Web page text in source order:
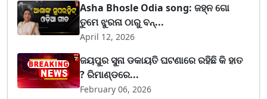
Asha Bhosle Odia song: ଜହ୍ନ ଗୋ
ତୁମେ ଝୁରନା ଠାରୁ ବନ୍...
April 12, 2026
ଜୟପୁର ସୁନା ଡକାୟତି ଘଟଣାରେ ରହିଛି କି ହାତ
? ରିମାଣ୍ଡରେ...
February 06, 2026